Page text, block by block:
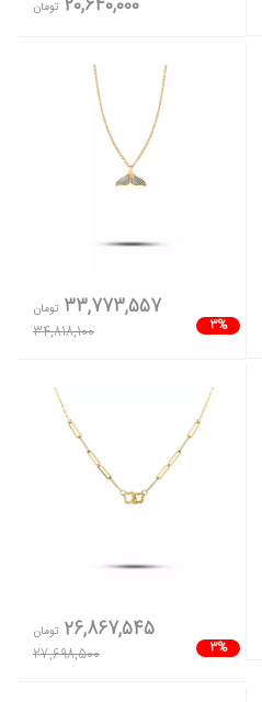
20,640,000 تومان
3%
33,773,557 تومان
34,818,100
3%
26,867,545 تومان
27,698,500